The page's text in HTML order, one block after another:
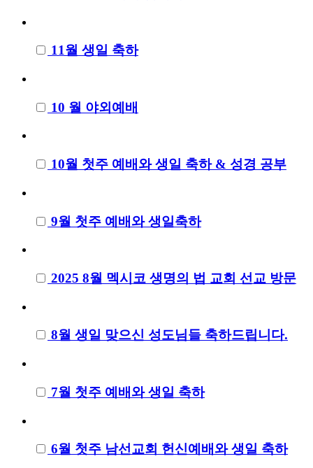
11월 생일 축하
10 월 야외예배
10월 첫주 예배와 생일 축하 & 성경 공부
9월 첫주 예배와 생일축하
2025 8월 멕시코 생명의 법 교회 선교 방문
8월 생일 맞으신 성도님들 축하드립니다.
7월 첫주 예배와 생일 축하
6월 첫주 남선교회 헌신예배와 생일 축하